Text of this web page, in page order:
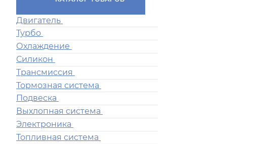
Двигатель
Турбо
Охлаждение
Силикон
Трансмиссия
Тормозная система
Подвеска
Выхлопная система
Электроника
Топливная система